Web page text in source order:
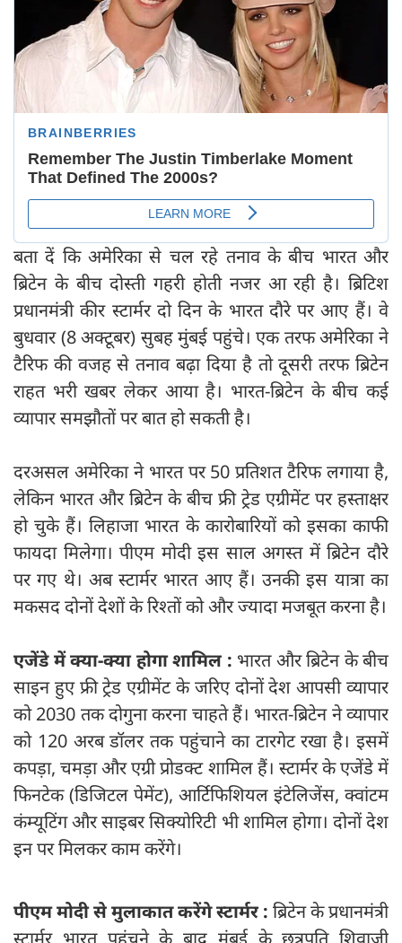
बता दें कि अमेरिका से चल रहे तनाव के बीच भारत और
ब्रिटेन के बीच दोस्ती गहरी होती नजर आ रही है। ब्रिटिश
प्रधानमंत्री कीर स्टार्मर दो दिन के भारत दौरे पर आए हैं। वे
बुधवार (8 अक्टूबर) सुबह मुंबई पहुंचे। एक तरफ अमेरिका ने
टैरिफ की वजह से तनाव बढ़ा दिया है तो दूसरी तरफ ब्रिटेन
राहत भरी खबर लेकर आया है। भारत-ब्रिटेन के बीच कई
व्यापार समझौतों पर बात हो सकती है।
दरअसल अमेरिका ने भारत पर 50 प्रतिशत टैरिफ लगाया है,
लेकिन भारत और ब्रिटेन के बीच फ्री ट्रेड एग्रीमेंट पर हस्ताक्षर
हो चुके हैं। लिहाजा भारत के कारोबारियों को इसका काफी
फायदा मिलेगा। पीएम मोदी इस साल अगस्त में ब्रिटेन दौरे
पर गए थे। अब स्टार्मर भारत आए हैं। उनकी इस यात्रा का
मकसद दोनों देशों के रिश्तों को और ज्यादा मजबूत करना है।
एजेंडे में क्या-क्या होगा शामिल : भारत और ब्रिटेन के बीच
साइन हुए फ्री ट्रेड एग्रीमेंट के जरिए दोनों देश आपसी व्यापार
को 2030 तक दोगुना करना चाहते हैं। भारत-ब्रिटेन ने व्यापार
को 120 अरब डॉलर तक पहुंचाने का टारगेट रखा है। इसमें
कपड़ा, चमड़ा और एग्री प्रोडक्ट शामिल हैं। स्टार्मर के एजेंडे में
फिनटेक (डिजिटल पेमेंट), आर्टिफिशियल इंटेलिजेंस, क्वांटम
कंम्यूटिंग और साइबर सिक्योरिटी भी शामिल होगा। दोनों देश
इन पर मिलकर काम करेंगे।
पीएम मोदी से मुलाकात करेंगे स्टार्मर : ब्रिटेन के प्रधानमंत्री